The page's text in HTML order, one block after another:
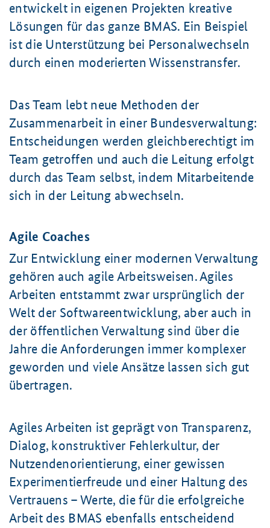
entwickelt in eigenen Projekten kreative
Lösungen für das ganze BMAS. Ein Beispiel
ist die Unterstützung bei Personalwechseln
durch einen moderierten Wissenstransfer.
Das Team lebt neue Methoden der
Zusammenarbeit in einer Bundesverwaltung:
Entscheidungen werden gleichberechtigt im
Team getroffen und auch die Leitung erfolgt
durch das Team selbst, indem Mitarbeitende
sich in der Leitung abwechseln.
Agile Coaches
Zur Entwicklung einer modernen Verwaltung
gehören auch agile Arbeitsweisen. Agiles
Arbeiten entstammt zwar ursprünglich der
Welt der Softwareentwicklung, aber auch in
der öffentlichen Verwaltung sind über die
Jahre die Anforderungen immer komplexer
geworden und viele Ansätze lassen sich gut
übertragen.
Agiles Arbeiten ist geprägt von Transparenz,
Dialog, konstruktiver Fehlerkultur, der
Nutzendenorientierung, einer gewissen
Experimentierfreude und einer Haltung des
Vertrauens – Werte, die für die erfolgreiche
Arbeit des BMAS ebenfalls entscheidend